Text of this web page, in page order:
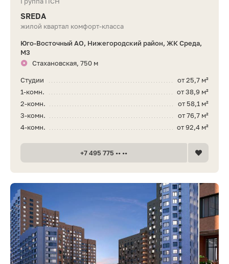
SREDA
жилой квартал комфорт-класса
Юго-Восточный АО, Нижегородский район, ЖК Среда,
М3
Стахановская, 750 м
от 25,7 м²
Студии
от 38,9 м²
1-комн.
от 58,1 м²
2-комн.
от 76,7 м²
3-комн.
от 92,4 м²
4-комн.
+7 495 775 •• ••